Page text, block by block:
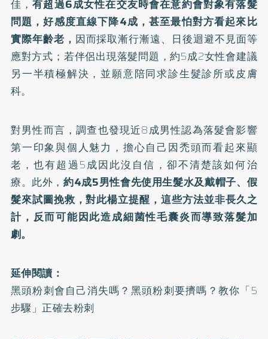
佳，有超過6成女性在交友時會在意約會對象有落髮
問題，好感度直線下降4成，甚至最怕對方看起來比
實際年齡老， 因而採取漸行漸遠、日後迴避不見面等
應對方式；若伴侶出現落髮問題，約5成2女性會建議
另一半積極解決，並願意陪同求診生髮診所或皮膚
科。
對男性而言，調查也發現近8成男性認為落髮會影響
第一印象與個人魅力，擔心自己因禿頭而看起來顯
老，也有超過5成因此沒自信，卻不清楚該如何治
療。此外，約4成5男性會先使用生髮水及戴帽子、假
髮來試圖挽救，對此楊立提醒，這些方法並非長久之
計，反而可能因此造成細菌性毛囊炎而導致落髮加
劇。
延伸閱讀：
黑頭粉刺會自己消失嗎？黑頭粉刺要擠嗎？教你「5
步驟」正確去粉刺